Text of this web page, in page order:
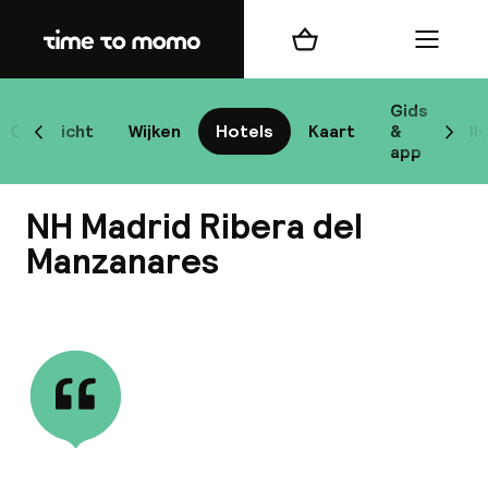
Home
Overzicht Wijken Hotels Kaart
Gids
&
app
Scroll naar links
Winkelmand Menu
NH Madrid Ribera del
Manzanares